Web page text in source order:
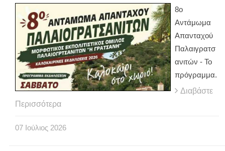
8ο
Αντάμωμα
Απανταχού
Παλαιγρατσ
ανιτών - Το
πρόγραμμα.
Διαβάστε
Περισσότερα
07 Ιούλιος 2026